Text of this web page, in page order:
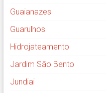
Guaianazes
Guarulhos
Hidrojateamento
Jardim São Bento
Jundiai